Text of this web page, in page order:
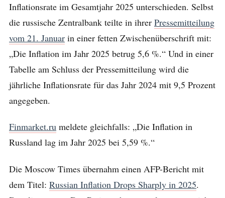
Inflationsrate im Gesamtjahr 2025 unterschieden. Selbst
die russische Zentralbank teilte in ihrer Pressemitteilung
vom 21. Januar in einer fetten Zwischenüberschrift mit:
„Die Inflation im Jahr 2025 betrug 5,6 %.“ Und in einer
Tabelle am Schluss der Pressemitteilung wird die
jährliche Inflationsrate für das Jahr 2024 mit 9,5 Prozent
angegeben.
Finmarket.ru meldete gleichfalls: „Die Inflation in
Russland lag im Jahr 2025 bei 5,59 %.“
Die Moscow Times übernahm einen AFP-Bericht mit
dem Titel: Russian Inflation Drops Sharply in 2025.